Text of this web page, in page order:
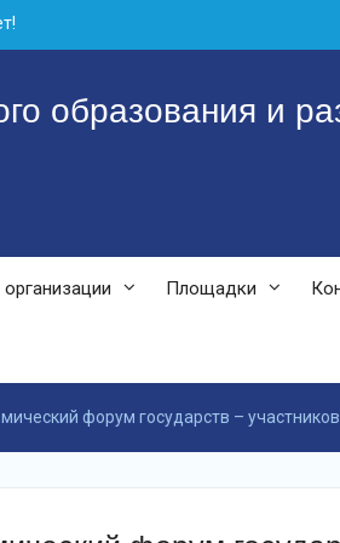
образования и
Площадки
форум государств –